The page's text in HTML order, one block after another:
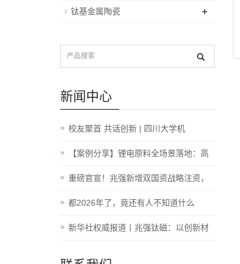
钛基金属陶瓷 +
新闻中心
校友聚首 共话创新 | 四川大学机
【案例分享】锂电原料全场景落地：高
重磅官宣！兆强新增双国资战略注资，
都2026年了，竟还有人不知道什么
新华社权威报道丨兆强钛磁：以创新材